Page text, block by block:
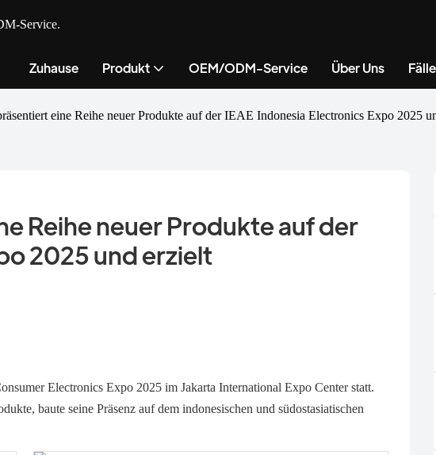
Service.
Zuhause Produkt OEM/ODM-Service Über Uns Fälle
eine Reihe neuer Produkte auf der IEAE Indonesia Electronics Expo 2025
Reihe neuer Produkte auf der
2025 und erzielt
Electronics Expo 2025 im Jakarta International Expo Center statt.
baute seine Präsenz auf dem indonesischen und südostasiatischen